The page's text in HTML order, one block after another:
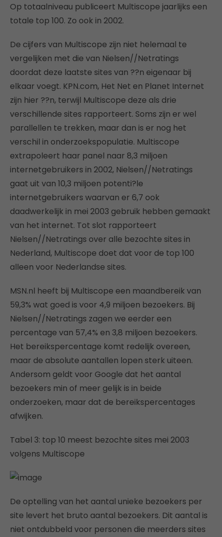
Op totaalniveau publiceert Multiscope jaarlijks een
totale top 100. Zo ook in 2002.
De cijfers van Multiscope zijn niet helemaal te
vergelijken met die van Nielsen//Netratings
doordat deze laatste sites van ??n eigenaar bij
elkaar voegt. KPN.com, Het Net en Planet Internet
zijn hier ??n, terwijl Multiscope deze als drie
verschillende sites rapporteert. Soms zijn er wel
parallellen te trekken, maar dan is er nog het
verschil in onderzoekspopulatie. Multiscope
extrapoleert haar panel naar 8,3 miljoen
internetgebruikers in 2002, Nielsen//Netratings
gaat uit van 10,3 miljoen potenti?le
internetgebruikers waarvan er 6,7 ook
daadwerkelijk in mei 2003 gebruik hebben gemaakt
van het internet. Tot slot rapporteert
Nielsen//Netratings over alle bezochte sites in
Nederland, Multiscope doet dat voor de top 100
alleen voor Nederlandse sites.
MSN.nl heeft bij Multiscope een maandbereik van
59,3% wat goed is voor 4,9 miljoen bezoekers. Bij
Nielsen//Netratings zagen we eerder een
percentage van 57,4% en 3,8 miljoen bezoekers.
Het bereikspercentage komt redelijk overeen,
maar de absolute aantallen lopen sterk uiteen.
Andersom geldt voor Google dat het aantal
bezoekers min of meer gelijk is in beide
onderzoeken, maar dat de bereikspercentages
afwijken.
Tabel 3: top 10 meest bezochte sites mei 2003
volgens Multiscope
De optelling van het aantal unieke bezoekers per
site levert het bruto aantal bezoekers. Dit aantal is
niet ontdubbeld voor personen die meerders sites